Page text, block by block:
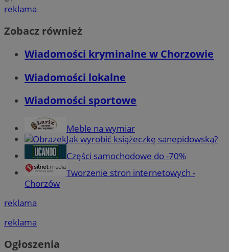
reklama
Zobacz również
Wiadomości kryminalne w Chorzowie
Wiadomości lokalne
Wiadomości sportowe
Meble na wymiar
Jak wyrobić książeczkę sanepidowską?
Części samochodowe do -70%
Tworzenie stron internetowych -
Chorzów
reklama
reklama
Ogłoszenia